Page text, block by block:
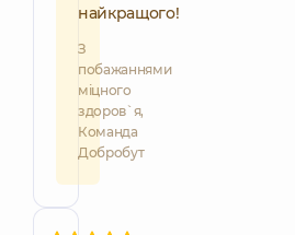
найкращого!
З
побажаннями
міцного
здоров`я,
Команда
Добробут